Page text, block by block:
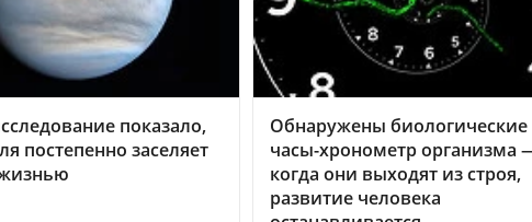
показало,
постепенно заселяет
Обнаружены биологические
часы-хронометр организма
когда они выходят из строя,
развитие человека